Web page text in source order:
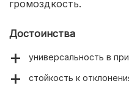
громоздкость.
Достоинства
универсальность в
стойкость к